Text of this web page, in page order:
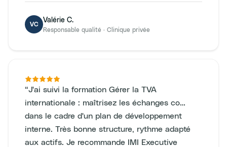
VC
Valérie C.
Responsable qualité · Clinique privée
“J'ai suivi la formation Gérer la TVA
internationale : maîtrisez les échanges co…
dans le cadre d'un plan de développement
interne. Très bonne structure, rythme adapté
aux actifs. Je recommande IMI Executive